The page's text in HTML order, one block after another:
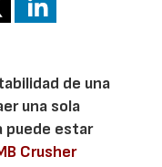
de una
una sola
puede estar
Crusher